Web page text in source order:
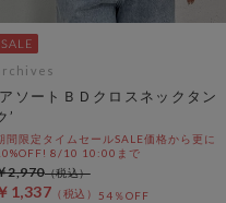
アソートＢＤクロスネックタン
’
間限定タイムセールSALE価格から更に
8/10 10:00まで
1,337 54％OFF
2,970